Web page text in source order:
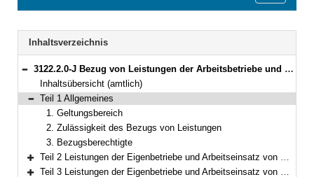
BAYERN.RECHT
letzten
Suche
Navigation
Inhaltsverzeichnis
Bereich reduzieren
3122.2.0-J Bezug von Leistungen der Arbeitsbetriebe und Arbeitseinsatz von Gefangenen und Sicherungsverwahrten in besonderen Fällen (BeLeiArbBek) Bekanntmachung des Bayerischen Staatsministeriums der Justiz vom 23. November 2017, Az. F2 - 4446 - VII a - 12477/17 (JMBl. S. 231)
Inhaltsübersicht (amtlich)
Bereich reduzieren
Teil 1 Allgemeines
1. Geltungsbereich
2. Zulässigkeit des Bezugs von Leistungen
3. Bezugsberechtigte
Bereich erweitern
Teil 2 Leistungen der Eigenbetriebe und Arbeitseinsatz von Gefangenen und Sicherungsverwahrten für Einrichtungen des Justizvollzugs
Teil 3 Leistungen der Eigenbetriebe und Arbeitseinsatz von Gefangenen und Sicherungsverwahrten für das Staatsministerium der Justiz und für Einrichtungen der sonstigen Justiz